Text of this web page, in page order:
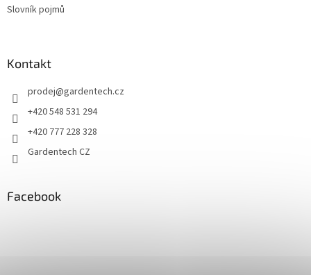
Slovník pojmů
Kontakt
prodej@gardentech.cz
+420 548 531 294
+420 777 228 328
Gardentech CZ
Facebook